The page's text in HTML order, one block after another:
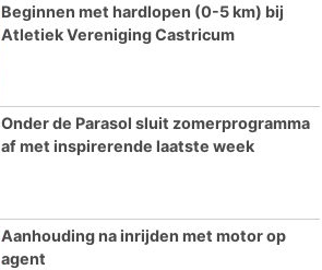
Beginnen met hardlopen (0-5 km) bij
Atletiek Vereniging Castricum
Onder de Parasol sluit zomerprogramma
af met inspirerende laatste week
Aanhouding na inrijden met motor op
agent